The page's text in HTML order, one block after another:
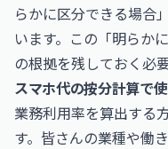
らかに区分できる場合
います。この「明らか
の根拠を残しておく必
スマホ代の按分計算で
業務利用率を算出する
す。皆さんの業種や働